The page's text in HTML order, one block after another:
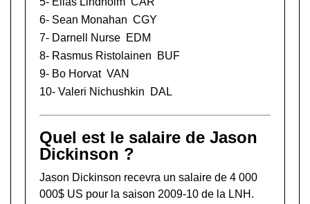
6- Sean Monahan CGY
7- Darnell Nurse EDM
8- Rasmus Ristolainen
BUF
9- Bo Horvat VAN
10- Valeri Nichushkin DAL
Quel est le salaire de Jason
Dickinson ?
Jason Dickinson recevra un salaire de 4 000
000$ US pour la saison 2009-10 de la LNH.